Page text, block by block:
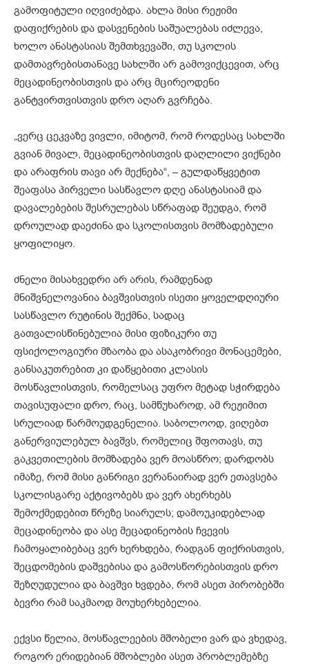
გამოფიტული იღვიძებდა. ახლა მისი რეჟიმი
დაფიქრების და დასვენების საშუალებას იძლევა,
ხოლო ანასტასიას შემთხვევაში, თუ სკოლის
დამთავრებისთანავე სახლში არ გამოვიქცევით, არც
მეცადინეობისთვის და არც მცირეოდენი
განტვირთვისთვის დრო აღარ გვრჩება.
„ვერც ცეკვაზე ვივლი, იმიტომ, რომ როდესაც სახლში
გვიან მივალ, მეცადინეობისთვის დაღლილი ვიქნები
და არაფრის თავი არ მექნება“, – გულდაწყვეტით
შეაფასა პირველი სასწავლო დღე ანასტასიამ და
დავალებების შესრულებას სწრაფად შეუდგა, რომ
დროულად დაეძინა და სკოლისთვის მომზადებული
ყოფილიყო.
ძნელი მისახვედრი არ არის, რამდენად
მნიშვნელოვანია ბავშვისთვის ისეთი ყოველდღიური
სასწავლო რუტინის შექმნა, სადაც
გათვალისწინებულია მისი ფიზიკური თუ
ფსიქოლოგიური მზაობა და ასაკობრივი მონაცემები,
განსაკუთრებით კი დაწყებითი კლასის
მოსწავლისთვის, რომელსაც უფრო მეტად სჭირდება
თავისუფალი დრო, რაც, სამწუხაროდ, ამ რეჟიმით
სრულიად წარმოუდგენელია. საბოლოოდ, ვიღებთ
განერვიულებულ ბავშვს, რომელიც შფოთავს, თუ
გაკვეთილების მომზადება ვერ მოასწრო; დარდობს
იმაზე, რომ მისი განრიგი ვერანაირად ვერ ეთავსება
სკოლისგარე აქტივობებს და ვერ ახერხებს
შემოქმედებით წრეზე სიარულს; დამოუკიდებლად
მეცადინეობა და ასე მეცადინეობის ჩვევის
ჩამოყალიბებაც ვერ ხერხდება, რადგან ფიქრისთვის,
შეცდომების დაშვებისა და გამოსწორებისთვის დრო
შეზღუდულია და ბავშვი ხვდება, რომ ასეთ პირობებში
ბევრი რამ საკმაოდ მოუხერხებელია.
ექვსი წელია, მოსწავლეების მშობელი ვარ და ვხედავ,
როგორ ერიდებიან მშობლები ასეთ პრობლემებზე